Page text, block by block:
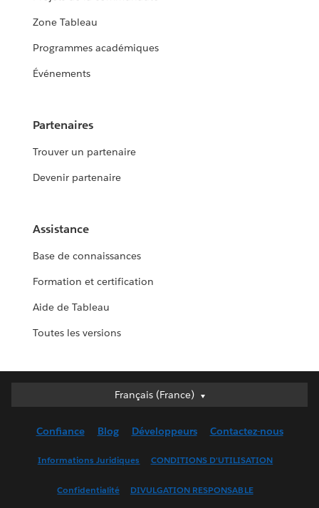
Zone Tableau
Programmes académiques
Événements
Partenaires
Trouver un partenaire
Devenir partenaire
Assistance
Base de connaissances
Formation et certification
Aide de Tableau
Toutes les versions
Français (France)
Français (France)
English (UK)
Français (Canada)
Confiance Blog Développeurs Contactez-nous
Informations Juridiques CONDITIONS D'UTILISATION
Confidentialité DIVULGATION RESPONSABLE